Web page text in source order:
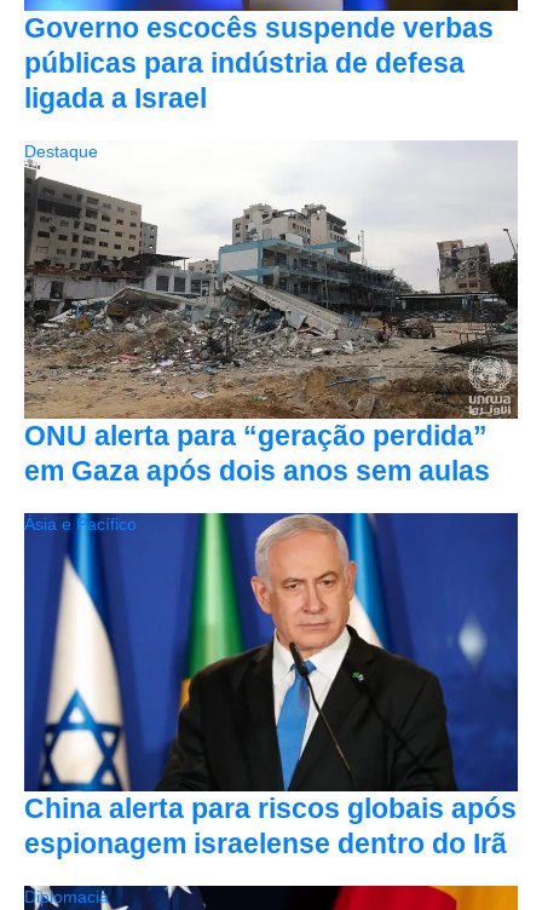
Governo escocês suspende verbas
públicas para indústria de defesa
ligada a Israel
ONU alerta para “geração perdida”
em Gaza após dois anos sem aulas
Destaque
China alerta para riscos globais após
espionagem israelense dentro do Irã
Ásia e Pacífico
Diplomacia